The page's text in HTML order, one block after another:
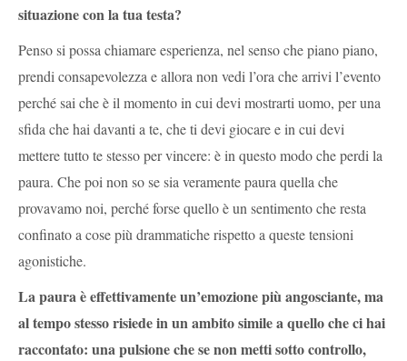
situazione con la tua testa?
Penso si possa chiamare esperienza, nel senso che piano piano,
prendi consapevolezza e allora non vedi l’ora che arrivi l’evento
perché sai che è il momento in cui devi mostrarti uomo, per una
sfida che hai davanti a te, che ti devi giocare e in cui devi
mettere tutto te stesso per vincere: è in questo modo che perdi la
paura. Che poi non so se sia veramente paura quella che
provavamo noi, perché forse quello è un sentimento che resta
confinato a cose più drammatiche rispetto a queste tensioni
agonistiche.
La paura è effettivamente un’emozione più angosciante, ma
al tempo stesso risiede in un ambito simile a quello che ci hai
raccontato: una pulsione che se non metti sotto controllo,